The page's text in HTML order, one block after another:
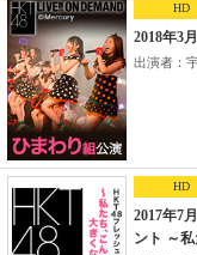
HD
2018年3
出演者：
HD
2017年7
ント ～